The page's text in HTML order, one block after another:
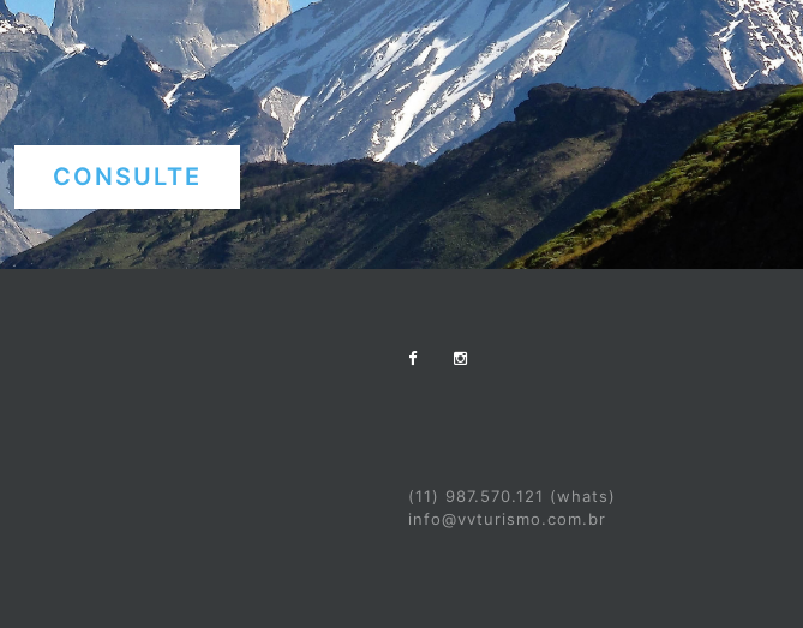
CONSULTE
(11) 987.570.121 (whats)
info@vvturismo.com.br